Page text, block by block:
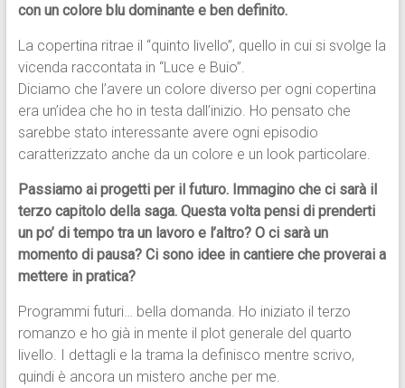
con un colore blu dominante e ben definito.
La copertina ritrae il “quinto livello”, quello in cui si svolge la
vicenda raccontata in “Luce e Buio”.
Diciamo che l’avere un colore diverso per ogni copertina
era un’idea che ho in testa dall’inizio. Ho pensato che
sarebbe stato interessante avere ogni episodio
caratterizzato anche da un colore e un look particolare.
Passiamo ai progetti per il futuro. Immagino che ci sarà il
terzo capitolo della saga. Questa volta pensi di prenderti
un po’ di tempo tra un lavoro e l’altro? O ci sarà un
momento di pausa? Ci sono idee in cantiere che proverai a
mettere in pratica?
Programmi futuri… bella domanda. Ho iniziato il terzo
romanzo e ho già in mente il plot generale del quarto
livello. I dettagli e la trama la definisco mentre scrivo,
quindi è ancora un mistero anche per me.